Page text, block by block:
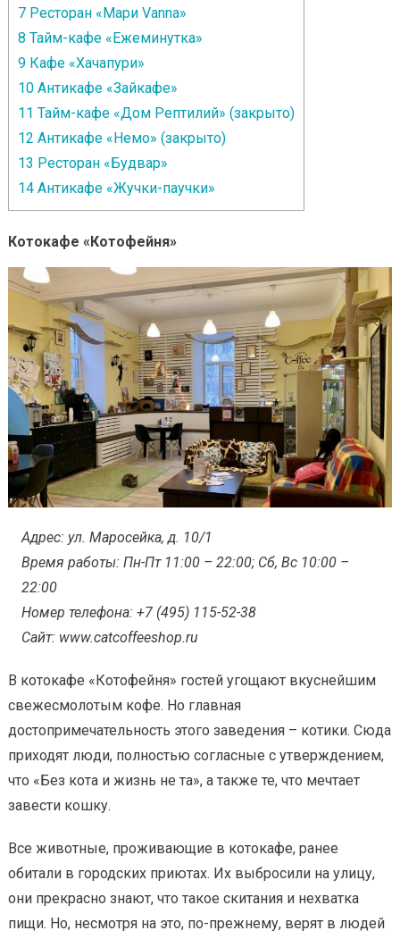
7Ресторан «Мари Vanna»
8 Тайм-кафе «Ежеминутка»
9Кафе «Хачапури»
10Антикафе «Зайкафе»
11 Тайм-кафе «Дом Рептилий» (закрыто)
12 Антикафе «Немо» (закрыто)
13 Ресторан «Будвар»
14Антикафе «Жучки-паучки»
Котокафе «Котофейня»
Адрес: ул. Маросейка, д. 10/1
Время работы: Пн-Пт 11:00 – 22:00; Сб, Вс 10:00 –
22:00
Номер телефона: +7 (495) 115-52-38
Сайт: www.catcoffeeshop.ru
В котокафе «Котофейня» гостей угощают вкуснейшим
свежесмолотым кофе. Но главная
достопримечательность этого заведения – котики. Сюда
приходят люди, полностью согласные с утверждением,
что «Без кота и жизнь не та», а также те, что мечтает
завести кошку.
Все животные, проживающие в котокафе, ранее
обитали в городских приютах. Их выбросили на улицу,
они прекрасно знают, что такое скитания и нехватка
пищи. Но, несмотря на это, по-прежнему, верят в людей